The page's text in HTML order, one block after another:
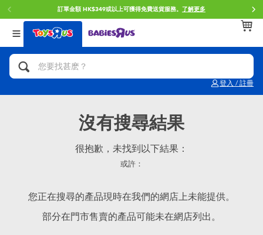
訂單金額 HK$349或以上可獲得免費送貨服務。 了解更多
登入 / 註冊
返回
分類目錄
人氣英雄,角色扮演,射擊玩具
拼砌組合及樂高LEGO
玩具車,貨車,火車及遙控系列
手工藝,文具,蠟筆,泥膠,畫板
返回
品牌
Brunch Brother 早午餐兄弟
Spider-Man蜘蛛俠
Play-Doh培樂多
返回
年齢
0~2歳
12~14歳
沒有搜尋結果
很抱歉，未找到以下結果：
或許：
您正在搜尋的產品現時在我們的網店上未能提供。
部分在門市售賣的產品可能未在網店列出。